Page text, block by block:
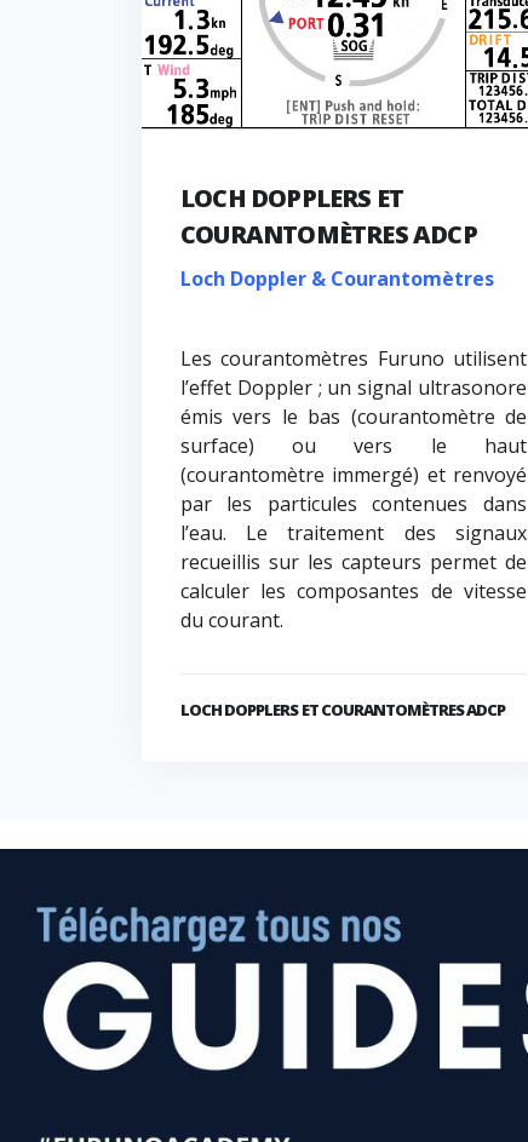
LOCH DOPPLERS ET
COURANTOMÈTRES ADCP
Loch Doppler & Courantomètres
Les courantomètres Furuno utilisent
l’effet Doppler ; un signal ultrasonore
émis vers le bas (courantomètre de
surface) ou vers le haut
(courantomètre immergé) et renvoyé
par les particules contenues dans
l’eau. Le traitement des signaux
recueillis sur les capteurs permet de
calculer les composantes de vitesse
du courant.
LOCH DOPPLERS ET COURANTOMÈTRES ADCP